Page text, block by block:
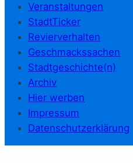
Veranstaltungen
StadtTicker
Revierverhalten
Geschmackssachen
Stadtgeschichte(n)
Archiv
Hier werben
Impressum
Datenschutzerklärung